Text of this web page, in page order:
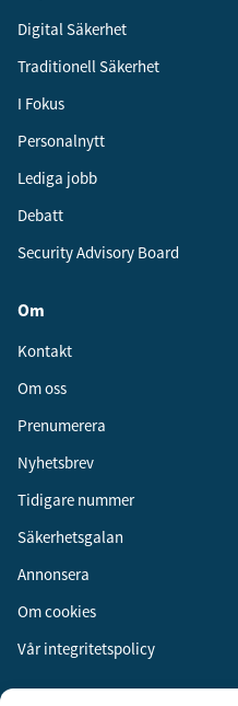
Digital Säkerhet
Traditionell Säkerhet
I Fokus
Personalnytt
Lediga jobb
Debatt
Security Advisory Board
Om
Kontakt
Om oss
Prenumerera
Nyhetsbrev
Tidigare nummer
Säkerhetsgalan
Annonsera
Om cookies
Vår integritetspolicy